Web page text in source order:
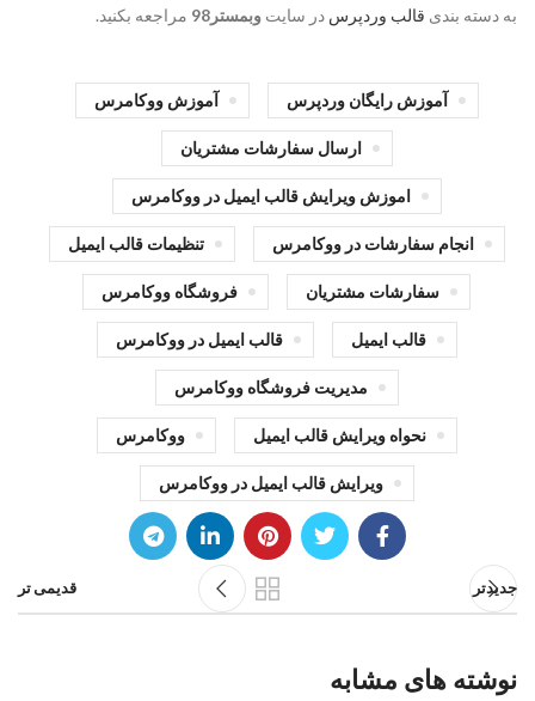
به دسته بندی قالب وردپرس در سایت وبمستر98 مراجعه بکنید.
آموزش رایگان وردپرس آموزش ووکامرس
ارسال سفارشات مشتریان
اموزش ویرایش قالب ایمیل در ووکامرس
انجام سفارشات در ووکامرس تنظیمات قالب ایمیل
سفارشات مشتریان فروشگاه ووکامرس
قالب ایمیل قالب ایمیل در ووکامرس
مدیریت فروشگاه ووکامرس
نحواه ویرایش قالب ایمیل ووکامرس
ویرایش قالب ایمیل در ووکامرس
جدیدتر قدیمی تر
نوشته های مشابه